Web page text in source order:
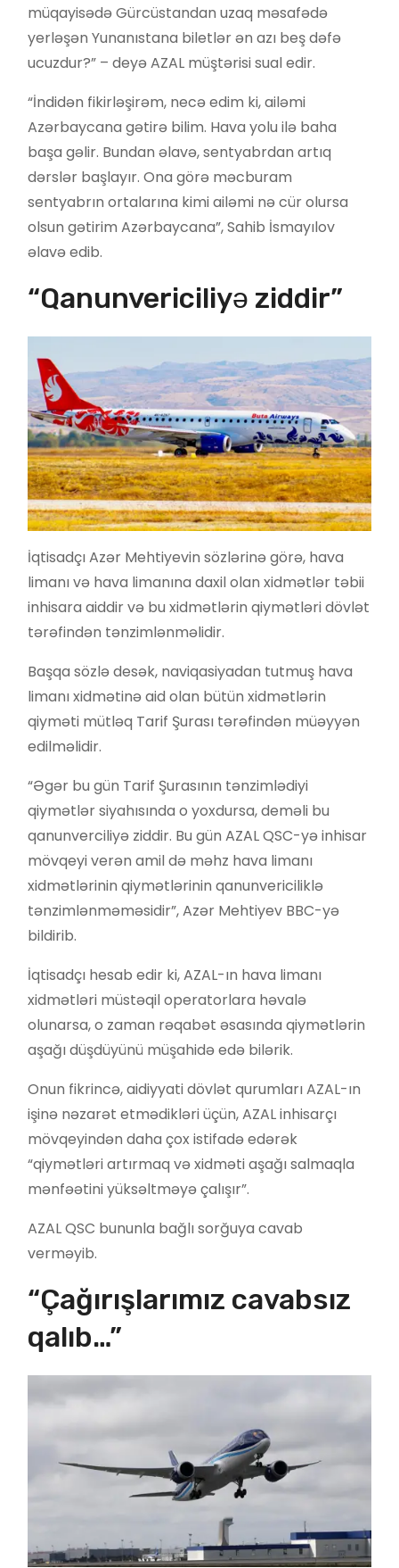
müqayisədə Gürcüstandan uzaq məsafədə
yerləşən Yunanıstana biletlər ən azı beş dəfə
ucuzdur?” – deyə AZAL müştərisi sual edir.
“İndidən fikirləşirəm, necə edim ki, ailəmi
Azərbaycana gətirə bilim. Hava yolu ilə baha
başa gəlir. Bundan əlavə, sentyabrdan artıq
dərslər başlayır. Ona görə məcburam
sentyabrın ortalarına kimi ailəmi nə cür olursa
olsun gətirim Azərbaycana”, Sahib İsmayılov
əlavə edib.
“Qanunvericiliyə ziddir”
İqtisadçı Azər Mehtiyevin sözlərinə görə, hava
limanı və hava limanına daxil olan xidmətlər təbii
inhisara aiddir və bu xidmətlərin qiymətləri dövlət
tərəfindən tənzimlənməlidir.
Başqa sözlə desək, naviqasiyadan tutmuş hava
limanı xidmətinə aid olan bütün xidmətlərin
qiyməti mütləq Tarif Şurası tərəfindən müəyyən
edilməlidir.
“Əgər bu gün Tarif Şurasının tənzimlədiyi
qiymətlər siyahısında o yoxdursa, deməli bu
qanunverciliyə ziddir. Bu gün AZAL QSC-yə inhisar
mövqeyi verən amil də məhz hava limanı
xidmətlərinin qiymətlərinin qanunvericiliklə
tənzimlənməməsidir”, Azər Mehtiyev BBC-yə
bildirib.
İqtisadçı hesab edir ki, AZAL-ın hava limanı
xidmətləri müstəqil operatorlara həvalə
olunarsa, o zaman rəqabət əsasında qiymətlərin
aşağı düşdüyünü müşahidə edə bilərik.
Onun fikrincə, aidiyyati dövlət qurumları AZAL-ın
işinə nəzarət etmədikləri üçün, AZAL inhisarçı
mövqeyindən daha çox istifadə edərək
“qiymətləri artırmaq və xidməti aşağı salmaqla
mənfəətini yüksəltməyə çalışır”.
AZAL QSC bununla bağlı sorğuya cavab
verməyib.
“Çağırışlarımız cavabsız
qalıb…”